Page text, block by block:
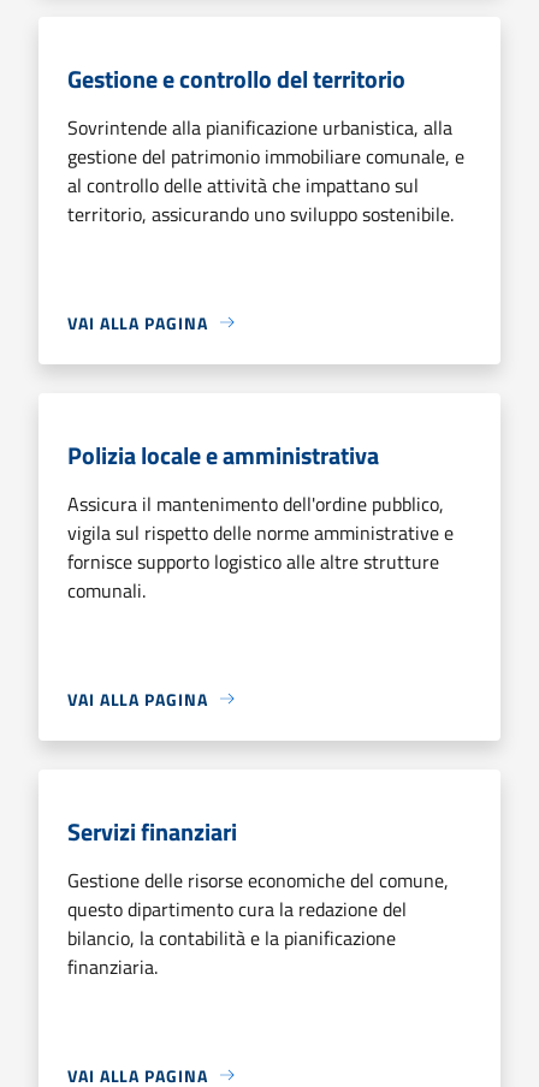
Gestione e controllo del territorio
Sovrintende alla pianificazione urbanistica, alla
gestione del patrimonio immobiliare comunale, e
al controllo delle attività che impattano sul
territorio, assicurando uno sviluppo sostenibile.
VAI ALLA PAGINA
Polizia locale e amministrativa
Assicura il mantenimento dell'ordine pubblico,
vigila sul rispetto delle norme amministrative e
fornisce supporto logistico alle altre strutture
comunali.
VAI ALLA PAGINA
Servizi finanziari
Gestione delle risorse economiche del comune,
questo dipartimento cura la redazione del
bilancio, la contabilità e la pianificazione
finanziaria.
VAI ALLA PAGINA